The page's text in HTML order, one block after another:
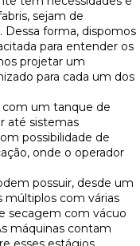
sejam de
Dessa forma, dispomos
para entender os
projetar um
para cada um dos
um tanque de
até sistemas
possibilidade de
onde o operador
possuir, desde um
múltiplos com várias
secagem com vácuo
máquinas contam